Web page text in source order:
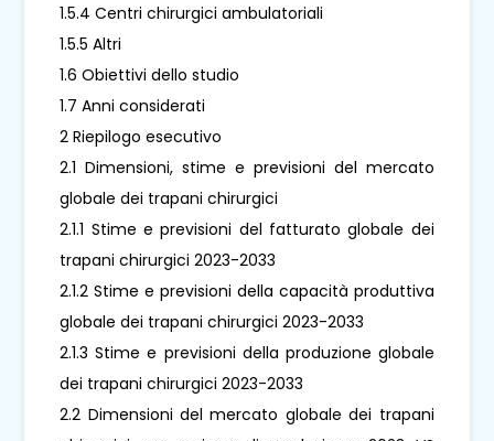
1.5.4 Centri chirurgici ambulatoriali
1.5.5 Altri
1.6 Obiettivi dello studio
1.7 Anni considerati
2 Riepilogo esecutivo
2.1 Dimensioni, stime e previsioni del mercato
globale dei trapani chirurgici
2.1.1 Stime e previsioni del fatturato globale dei
trapani chirurgici 2023-2033
2.1.2 Stime e previsioni della capacità produttiva
globale dei trapani chirurgici 2023-2033
2.1.3 Stime e previsioni della produzione globale
dei trapani chirurgici 2023-2033
2.2 Dimensioni del mercato globale dei trapani